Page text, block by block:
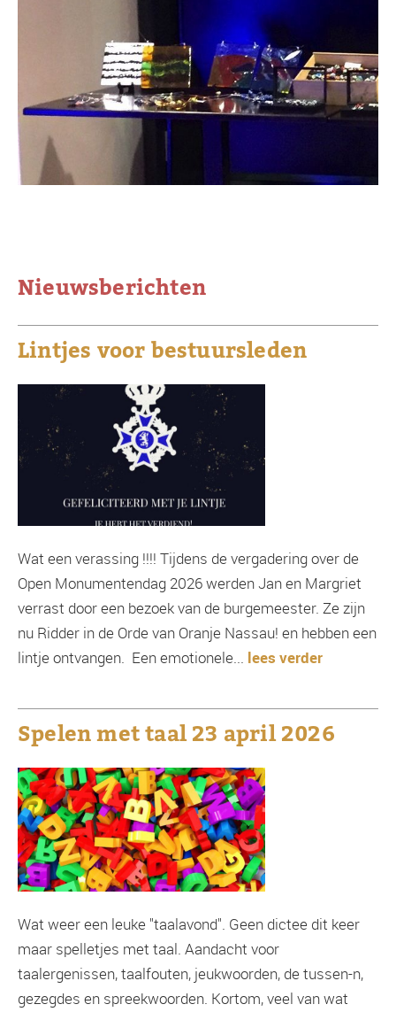
Nieuwsberichten
Lintjes voor bestuursleden
Wat een verassing !!!! Tijdens de vergadering over de
Open Monumentendag 2026 werden Jan en Margriet
verrast door een bezoek van de burgemeester. Ze zijn
nu Ridder in de Orde van Oranje Nassau! en hebben een
lintje ontvangen. Een emotionele... lees verder
Spelen met taal 23 april 2026
Wat weer een leuke "taalavond". Geen dictee dit keer
maar spelletjes met taal. Aandacht voor
taalergenissen, taalfouten, jeukwoorden, de tussen-n,
gezegdes en spreekwoorden. Kortom, veel van wat